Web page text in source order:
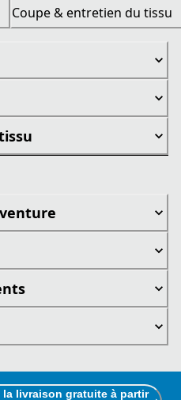
Coupe & entretien du tissu
livraison gratuite à partir